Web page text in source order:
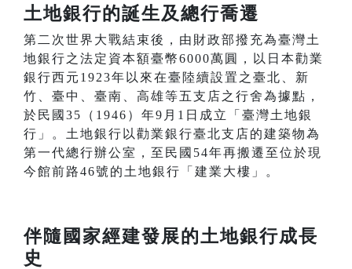
土地銀行的誕生及總行喬遷
第二次世界大戰結束後，由財政部撥充為臺灣土
地銀行之法定資本額臺幣6000萬圓，以日本勸業
銀行西元1923年以來在臺陸續設置之臺北、新
竹、臺中、臺南、高雄等五支店之行舍為據點，
於民國35（1946）年9月1日成立「臺灣土地銀
行」。土地銀行以勸業銀行臺北支店的建築物為
第一代總行辦公室，至民國54年再搬遷至位於現
今館前路46號的土地銀行「建業大樓」。
伴隨國家經建發展的土地銀行成長
史